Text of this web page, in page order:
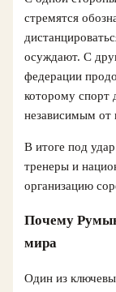
стремятся
осуждают. С
федерации
которому спорт
независимым от
В итоге под
тренеры и
организацию
Почему
мира
Один из